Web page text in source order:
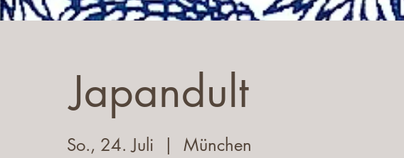
Japandult
So., 24. Juli München